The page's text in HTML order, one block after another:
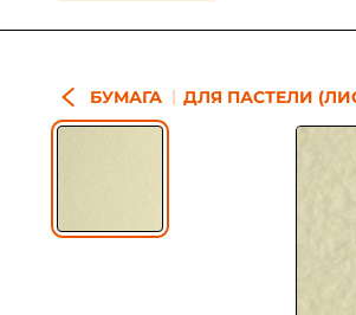
БУМАГА ДЛЯ ПАСТЕЛИ